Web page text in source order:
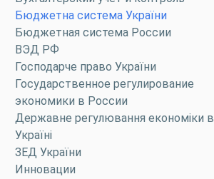
Бюджетна система України
Бюджетная система России
ВЭД РФ
Господарче право України
Государственное регулирование
экономики в России
Державне регулювання економіки в
Україні
ЗЕД України
Инновации